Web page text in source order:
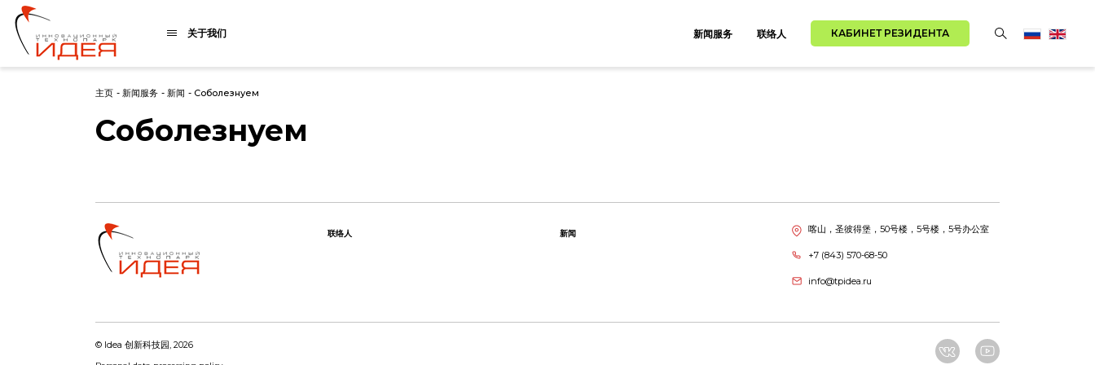
关于我们 新闻服务 联络人 КАБИНЕТ РЕЗИДЕНТА
主页 - 新闻服务 - 新闻 - Cоболезнуем
Cоболезнуем
联络人 新闻 喀山，圣彼得堡，50号楼，5号楼，5号办公室
+7 (843) 570-68-50
info@tpidea.ru
© Idea 创新科技园, 2026